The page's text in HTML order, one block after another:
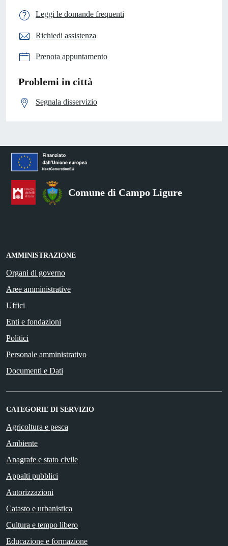
Leggi le domande frequenti
Richiedi assistenza
Prenota appuntamento
Problemi in città
Segnala disservizio
Comune di Campo Ligure
AMMINISTRAZIONE
Organi di governo
Aree amministrative
Uffici
Enti e fondazioni
Politici
Personale amministrativo
Documenti e Dati
CATEGORIE DI SERVIZIO
Agricoltura e pesca
Ambiente
Anagrafe e stato civile
Appalti pubblici
Autorizzazioni
Catasto e urbanistica
Cultura e tempo libero
Educazione e formazione